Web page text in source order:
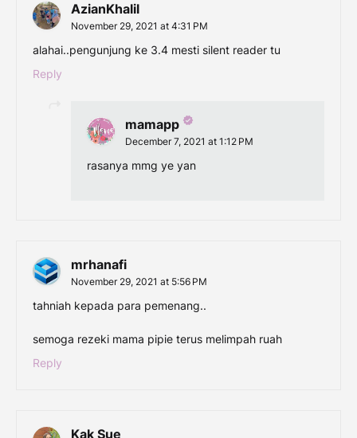
AzianKhalil
November 29, 2021 at 4:31 PM
alahai..pengunjung ke 3.4 mesti silent reader tu
Reply
mamapp
December 7, 2021 at 1:12 PM
rasanya mmg ye yan
mrhanafi
November 29, 2021 at 5:56 PM
tahniah kepada para pemenang..
semoga rezeki mama pipie terus melimpah ruah
Reply
Kak Sue